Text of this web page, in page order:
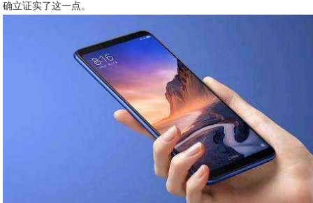
确立证实了这一点。